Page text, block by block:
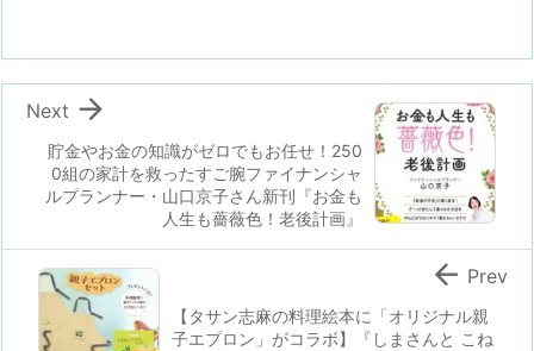
貯金やお金の知識がゼロでもお任せ！250
0組の家計を救ったすご腕ファイナンシャ
ルプランナー・山口京子さん新刊『お金も
人生も薔薇色！老後計画』

Next
【タサン志麻の料理絵本に「オリジナル親
子エプロン」がコラボ】『しまさんと こね
 Prev